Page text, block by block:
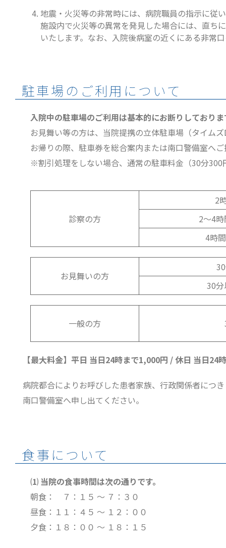
地震・火災等の非常時には、病院職員の指示に従
施設内で火災等の異常を発見した場合には、直ち
いたします。なお、入院後病室の近くにある非常
駐車場のご利用について
入院中の駐車場のご利用は基本的にお断りしており
お見舞い等の方は、当院提携の立体駐車場（タイム
お帰りの際、駐車券を総合案内または南口警備室へ
※割引処理をしない場合、通常の駐車料金（30分
診察の方
2
2～4
4時
お見舞いの方
30
一般の方
【最大料金】平日 当日24時まで1,000円 / 休日 当日24
病院都合によりお呼びした患者家族、行政関係者につ
南口警備室へ申し出てください。
食事について
⑴ 当院の食事時間は次の通りです。
朝食： ７：１５ ～ ７：３０
昼食：１１：４５ ～ １２：００
夕食：１８：００ ～ １８：１５